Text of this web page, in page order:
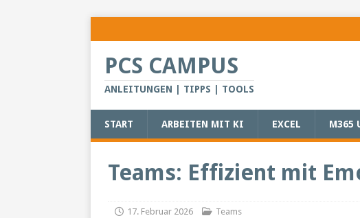
PCS CAMPUS
ANLEITUNGEN | TIPPS | TOOLS
START ARBEITEN MIT KI EXCEL M365
Teams: Effizient mit
17. Februar 2026 Teams